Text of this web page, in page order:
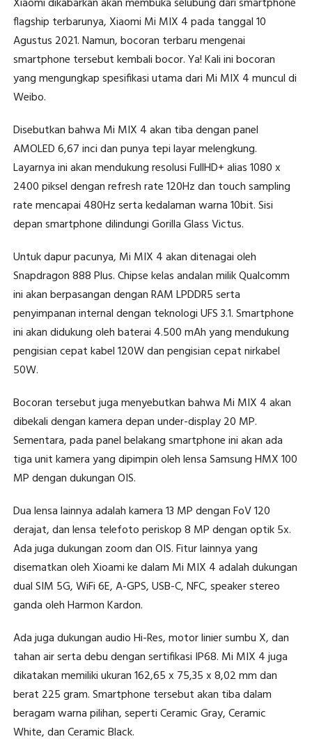
Xiaomi dikabarkan akan membuka selubung dari smartphone
flagship terbarunya, Xiaomi Mi MIX 4 pada tanggal 10
Agustus 2021. Namun, bocoran terbaru mengenai
smartphone tersebut kembali bocor. Ya! Kali ini bocoran
yang mengungkap spesifikasi utama dari Mi MIX 4 muncul di
Weibo.
Disebutkan bahwa Mi MIX 4 akan tiba dengan panel
AMOLED 6,67 inci dan punya tepi layar melengkung.
Layarnya ini akan mendukung resolusi FullHD+ alias 1080 x
2400 piksel dengan refresh rate 120Hz dan touch sampling
rate mencapai 480Hz serta kedalaman warna 10bit. Sisi
depan smartphone dilindungi Gorilla Glass Victus.
Untuk dapur pacunya, Mi MIX 4 akan ditenagai oleh
Snapdragon 888 Plus. Chipse kelas andalan milik Qualcomm
ini akan berpasangan dengan RAM LPDDR5 serta
penyimpanan internal dengan teknologi UFS 3.1. Smartphone
ini akan didukung oleh baterai 4.500 mAh yang mendukung
pengisian cepat kabel 120W dan pengisian cepat nirkabel
50W.
Bocoran tersebut juga menyebutkan bahwa Mi MIX 4 akan
dibekali dengan kamera depan under-display 20 MP.
Sementara, pada panel belakang smartphone ini akan ada
tiga unit kamera yang dipimpin oleh lensa Samsung HMX 100
MP dengan dukungan OIS.
Dua lensa lainnya adalah kamera 13 MP dengan FoV 120
derajat, dan lensa telefoto periskop 8 MP dengan optik 5x.
Ada juga dukungan zoom dan OIS. Fitur lainnya yang
disematkan oleh Xioami ke dalam Mi MIX 4 adalah dukungan
dual SIM 5G, WiFi 6E, A-GPS, USB-C, NFC, speaker stereo
ganda oleh Harmon Kardon.
Ada juga dukungan audio Hi-Res, motor linier sumbu X, dan
tahan air serta debu dengan sertifikasi IP68. Mi MIX 4 juga
dikatakan memiliki ukuran 162,65 x 75,35 x 8,02 mm dan
berat 225 gram. Smartphone tersebut akan tiba dalam
beragam warna pilihan, seperti Ceramic Gray, Ceramic
White, dan Ceramic Black.